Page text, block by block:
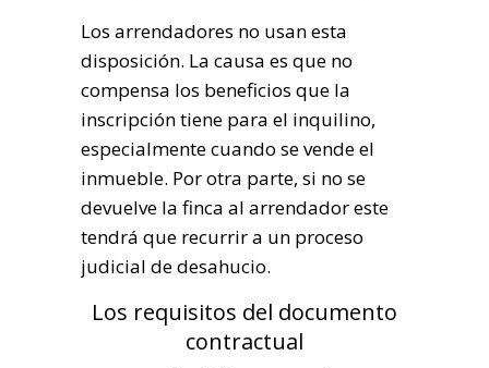
Los arrendadores no usan esta
disposición. La causa es que no
compensa los beneficios que la
inscripción tiene para el inquilino,
especialmente cuando se vende el
inmueble. Por otra parte, si no se
devuelve la finca al arrendador este
tendrá que recurrir a un proceso
judicial de desahucio.
Los requisitos del documento
contractual